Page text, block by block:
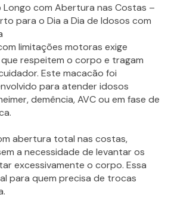
com Abertura nas Costas –
para o Dia a Dia de Idosos com
limitações motoras exige
respeitem o corpo e tragam
Este macacão foi
para atender idosos
demência, AVC ou em fase de
abertura total nas costas,
a necessidade de levantar os
excessivamente o corpo. Essa
para quem precisa de trocas